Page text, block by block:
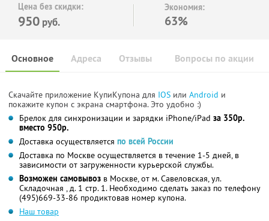
Цена без скидки:
950 руб.
Экономия:
63%
Основное Отзывы Вопросы по акции
Адреса
Скачайте приложение КупиКупона для IOS или Android и
покажите купон с экрана смартфона. Это удобно :)
Брелок для синхронизации и зарядки iPhone/iPad за 350р.
вместо 950р.
Доставка осуществляется по всей России
Доставка по Москве осуществляется в течение 1-5 дней, в
зависимости от загруженности курьерской службы.
Возможен самовывоз в Москве, от м. Савеловская, ул.
Складочная , д. 1 стр. 1. Необходимо сделать заказ по телефону
(495)669-33-86 продиктовав номер купона.
Наш товар